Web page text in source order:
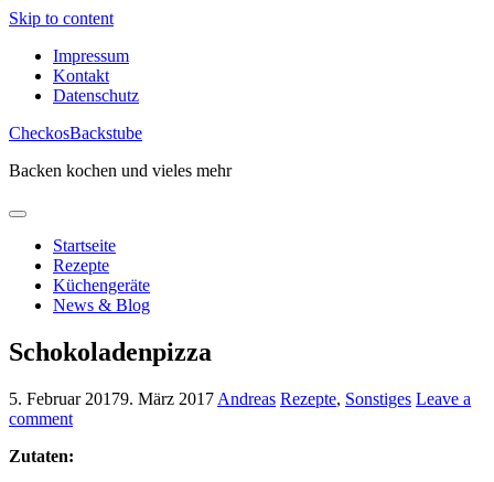
Skip to content
Impressum
Kontakt
Datenschutz
CheckosBackstube
Backen kochen und vieles mehr
Startseite
Rezepte
Küchengeräte
News & Blog
Schokoladenpizza
5. Februar 20179. März 2017 Andreas Rezepte, Sonstiges Leave a
comment
Zutaten: